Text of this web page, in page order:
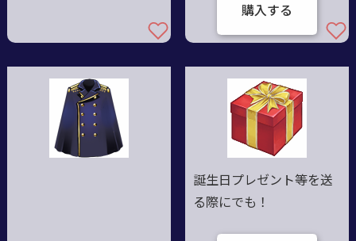
購入する
誕生日プレゼント等を送
る際にでも！